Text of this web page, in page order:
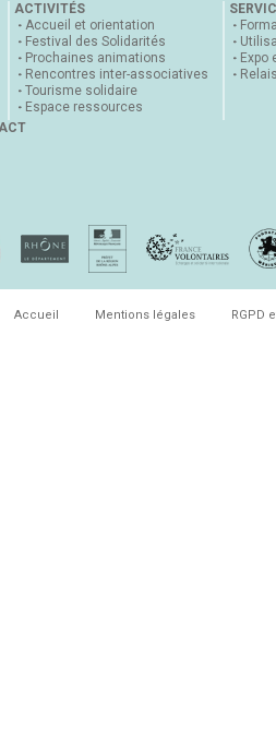
ACTIVITÉS
Accueil et orientation
Festival des Solidarités
Prochaines animations
Rencontres inter-associatives
Tourisme solidaire
Espace ressources
Expo
Accueil Mentions légales RGPD